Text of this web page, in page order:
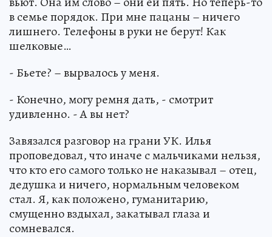
в семье порядок. При мне пацаны – ничего
лишнего. Телефоны в руки не берут! Как
шелковые…
- Бьете? – вырвалось у меня.
- Конечно, могу ремня дать, - смотрит
удивленно. - А вы нет?
Завязался разговор на грани УК. Илья
проповедовал, что иначе с мальчиками нельзя,
что кто его самого только не наказывал – отец,
дедушка и ничего, нормальным человеком
стал. Я, как положено, гуманитарию,
смущенно вздыхал, закатывал глаза и
сомневался.